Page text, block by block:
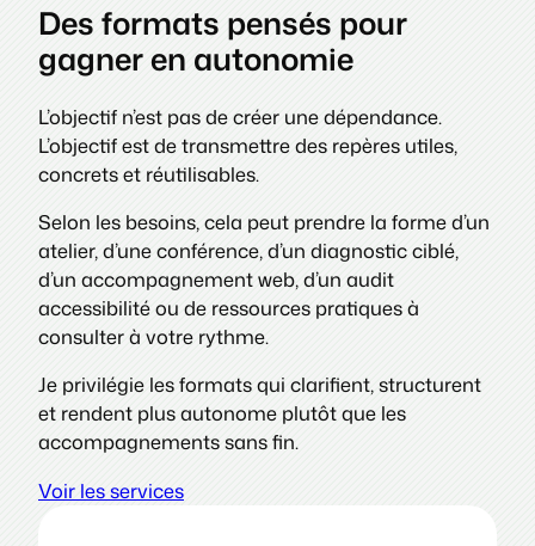
Des formats pensés pour
gagner en autonomie
L’objectif n’est pas de créer une dépendance.
L’objectif est de transmettre des repères utiles,
concrets et réutilisables.
Selon les besoins, cela peut prendre la forme d’un
atelier, d’une conférence, d’un diagnostic ciblé,
d’un accompagnement web, d’un audit
accessibilité ou de ressources pratiques à
consulter à votre rythme.
Je privilégie les formats qui clarifient, structurent
et rendent plus autonome plutôt que les
accompagnements sans fin.
Voir les services